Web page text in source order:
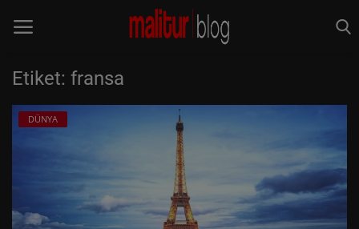
Anasayfa
Rota Rehberleri
Etiket: fransa
DÜNYA